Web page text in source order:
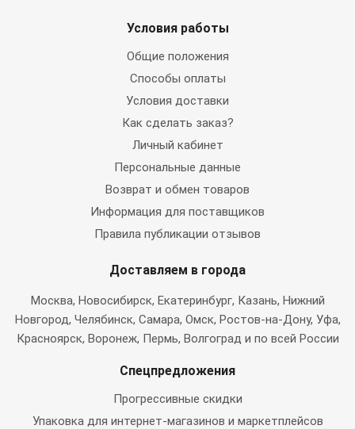
Условия работы
Общие положения
Способы оплаты
Условия доставки
Как сделать заказ?
Личный кабинет
Персональные данные
Возврат и обмен товаров
Информация для поставщиков
Правила публикации отзывов
Доставляем в города
Москва, Новосибирск, Екатеринбург, Казань, Нижний
Новгород, Челябинск, Самара, Омск, Ростов-на-Дону, Уфа,
Красноярск, Воронеж, Пермь, Волгоград и по всей России
Спецпредложения
Прогрессивные скидки
Упаковка для интернет-магазинов и маркетплейсов